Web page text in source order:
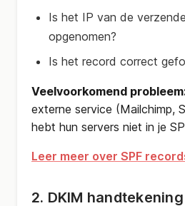
Is het IP van de
opgenomen?
Is het record correct
Veelvoorkomend
externe service (Mailchimp,
hebt hun servers niet in je
Leer meer over SPF
2. DKIM handtekening